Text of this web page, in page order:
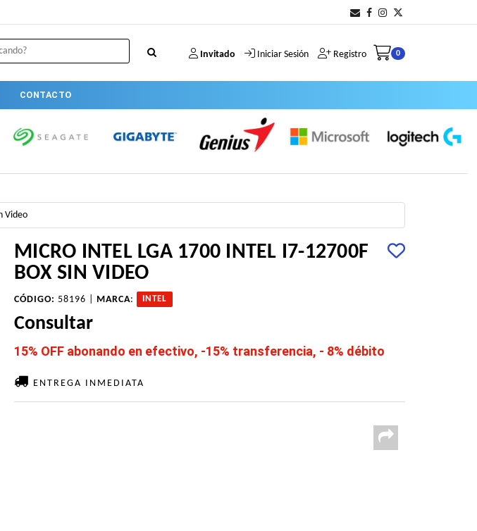
Invitado Iniciar Sesión Registro 0
CONTACTO
Video
MICRO INTEL LGA 1700 INTEL I7-12700F
BOX SIN VIDEO
CÓDIGO: 58196 | MARCA: INTEL
Consultar
15% OFF abonando en efectivo, -15% transferencia, - 8% débito
ENTREGA INMEDIATA